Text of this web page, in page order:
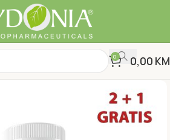
0 0,00 KM